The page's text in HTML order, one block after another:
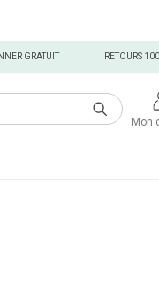
RETOURS
GRATUIT
Mon